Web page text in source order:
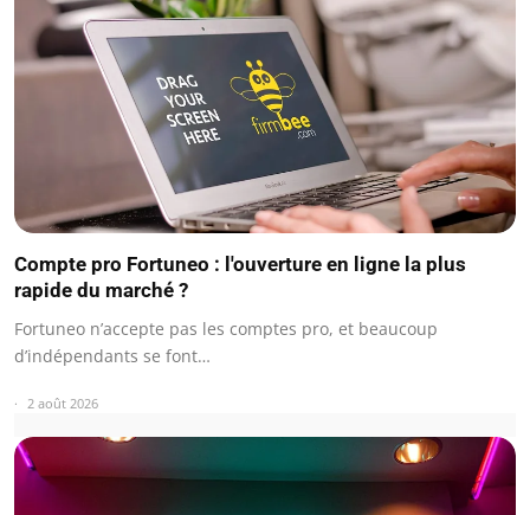
Compte pro Fortuneo : l'ouverture en ligne la plus
rapide du marché ?
Fortuneo n’accepte pas les comptes pro, et beaucoup
d’indépendants se font…
2 août 2026